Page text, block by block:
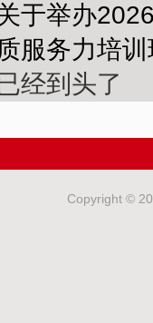
于举办
服务力培
经到头了
Copyright ©